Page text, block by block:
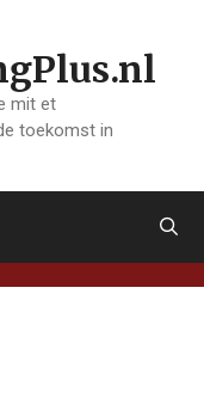
mit et
toekomst in